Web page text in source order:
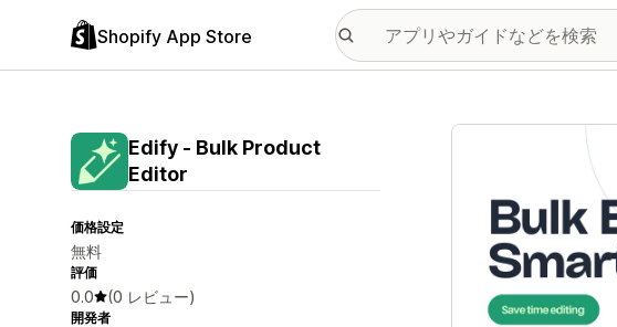
Shopify App Store
Edify ‑ Bulk Product
Editor
価格設定
無料
評価
0.0 (0 レビュー)
開発者
特集の画像ギャラリー